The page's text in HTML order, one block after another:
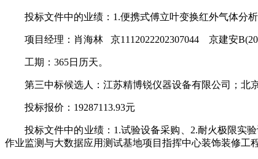
投标文件中的业绩：1.便携式傅立叶变换红外气体分
项目经理：肖海林 京1112022202307044 京建安
工期：365日历天。
第三中标候选人：江苏精博锐仪器设备有限公司；北
投标报价：19287113.93元
投标文件中的业绩：1.试验设备采购、2.耐火极限实
作业监测与大数据应用测试基地项目指挥中心装饰装修工